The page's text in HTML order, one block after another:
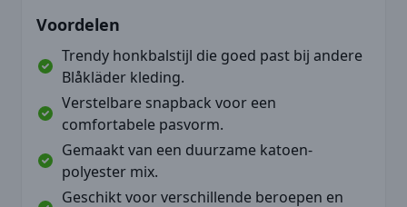
Voordelen
Trendy honkbalstijl die goed past bij andere
Blåkläder kleding.
Verstelbare snapback voor een
comfortabele pasvorm.
Gemaakt van een duurzame katoen-
polyester mix.
Geschikt voor verschillende beroepen en